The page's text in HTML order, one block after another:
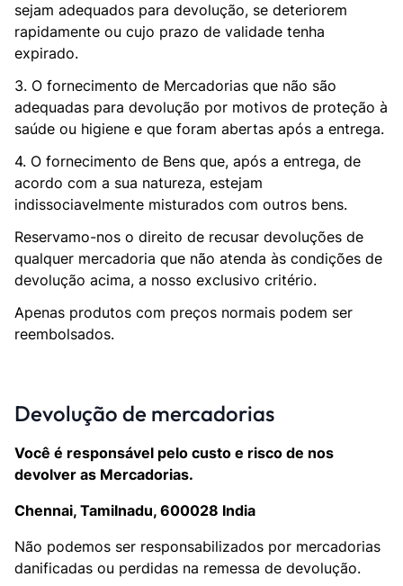
sejam adequados para devolução, se deteriorem
rapidamente ou cujo prazo de validade tenha
expirado.
3. O fornecimento de Mercadorias que não são
adequadas para devolução por motivos de proteção à
saúde ou higiene e que foram abertas após a entrega.
4. O fornecimento de Bens que, após a entrega, de
acordo com a sua natureza, estejam
indissociavelmente misturados com outros bens.
Reservamo-nos o direito de recusar devoluções de
qualquer mercadoria que não atenda às condições de
devolução acima, a nosso exclusivo critério.
Apenas produtos com preços normais podem ser
reembolsados.
Devolução de mercadorias
Você é responsável pelo custo e risco de nos
devolver as Mercadorias.
Chennai, Tamilnadu, 600028 India
Não podemos ser responsabilizados por mercadorias
danificadas ou perdidas na remessa de devolução.